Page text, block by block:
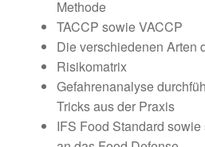
Methode
TACCP sowie VACCP
Die verschiedenen Arten
Risikomatrix
Gefahrenanalyse
Tricks aus der Praxis
IFS Food Standard